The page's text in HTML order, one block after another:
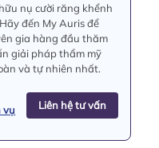
nụ cười răng khểnh
đến My Auris để
gia hàng đầu thăm
giải pháp thẩm mỹ
và tự nhiên nhất.
vụ Liên hệ tư vấn